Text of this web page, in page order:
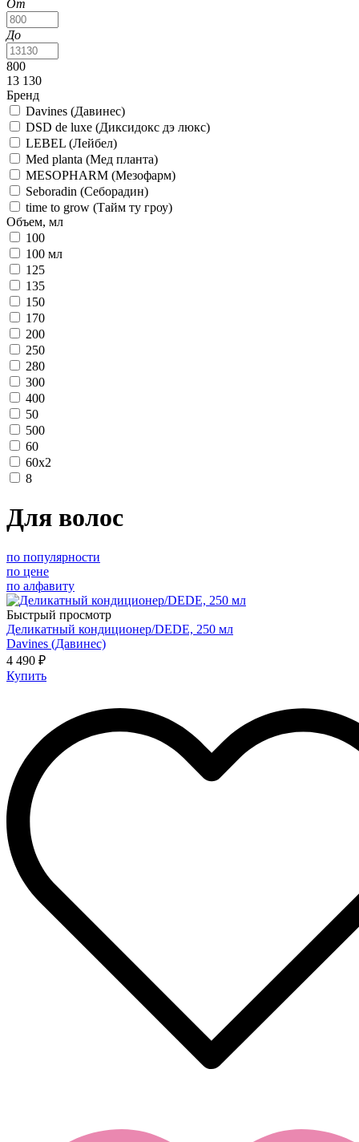
От
До
800
13 130
Бренд
Davines (Давинес)
DSD de luxe (Диксидокс дэ люкс)
LEBEL (Лейбел)
Med planta (Мед планта)
MESOPHARM (Мезофарм)
Seboradin (Себорадин)
time to grow (Тайм ту гроу)
Объем, мл
100
100 мл
125
135
150
170
200
250
280
300
400
50
500
60
60х2
8
Для волос
по популярности
по цене
по алфавиту
Быстрый просмотр
Деликатный кондиционер/DEDE, 250 мл
Davines (Давинес)
4 490 ₽
Купить